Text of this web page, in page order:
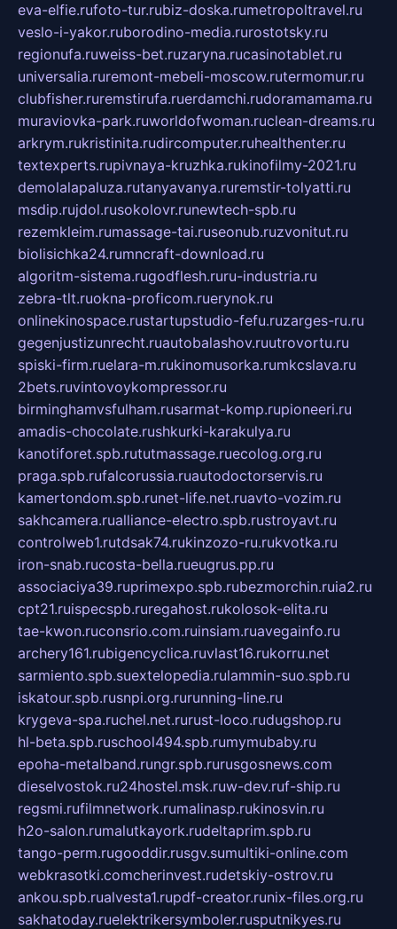
eva-elfie.rufoto-tur.rubiz-doska.rumetropoltravel.ru
veslo-i-yakor.ruborodino-media.rurostotsky.ru
regionufa.ruweiss-bet.ruzaryna.rucasinotablet.ru
universalia.ruremont-mebeli-moscow.rutermomur.ru
clubfisher.ruremstirufa.ruerdamchi.rudoramamama.ru
muraviovka-park.ruworldofwoman.ruclean-dreams.ru
arkrym.rukristinita.rudircomputer.ruhealthenter.ru
textexperts.rupivnaya-kruzhka.rukinofilmy-2021.ru
demolalapaluza.rutanyavanya.ruremstir-tolyatti.ru
msdip.rujdol.rusokolovr.runewtech-spb.ru
rezemkleim.rumassage-tai.ruseonub.ruzvonitut.ru
biolisichka24.rumncraft-download.ru
algoritm-sistema.rugodflesh.ruru-industria.ru
zebra-tlt.ruokna-proficom.ruerynok.ru
onlinekinospace.rustartupstudio-fefu.ruzarges-ru.ru
gegenjustizunrecht.ruautobalashov.ruutrovortu.ru
spiski-firm.ruelara-m.rukinomusorka.rumkcslava.ru
2bets.ruvintovoykompressor.ru
birminghamvsfulham.rusarmat-komp.rupioneeri.ru
amadis-chocolate.rushkurki-karakulya.ru
kanotiforet.spb.rututmassage.ruecolog.org.ru
praga.spb.rufalcorussia.ruautodoctorservis.ru
kamertondom.spb.runet-life.net.ruavto-vozim.ru
sakhcamera.rualliance-electro.spb.rustroyavt.ru
controlweb1.rutdsak74.rukinzozo-ru.rukvotka.ru
iron-snab.rucosta-bella.rueugrus.pp.ru
associaciya39.ruprimexpo.spb.rubezmorchin.ruia2.ru
cpt21.ruispecspb.ruregahost.rukolosok-elita.ru
tae-kwon.ruconsrio.com.ruinsiam.ruavegainfo.ru
archery161.rubigencyclica.ruvlast16.rukorru.net
sarmiento.spb.suextelopedia.rulammin-suo.spb.ru
iskatour.spb.rusnpi.org.rurunning-line.ru
krygeva-spa.ruchel.net.rurust-loco.rudugshop.ru
hl-beta.spb.ruschool494.spb.rumymubaby.ru
epoha-metalband.rungr.spb.rurusgosnews.com
dieselvostok.ru24hostel.msk.ruw-dev.ruf-ship.ru
regsmi.rufilmnetwork.rumalinasp.rukinosvin.ru
h2o-salon.rumalutkayork.rudeltaprim.spb.ru
tango-perm.rugooddir.rusgv.sumultiki-online.com
webkrasotki.comcherinvest.rudetskiy-ostrov.ru
ankou.spb.rualvesta1.rupdf-creator.runix-files.org.ru
sakhatoday.ruelektrikersymboler.rusputnikyes.ru